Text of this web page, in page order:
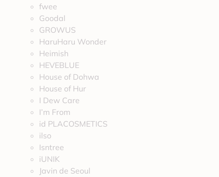
fwee
Goodal
GROWUS
HaruHaru Wonder
Heimish
HEVEBLUE
House of Dohwa
House of Hur
I Dew Care
I’m From
id PLACOSMETICS
ilso
Isntree
iUNIK
Javin de Seoul